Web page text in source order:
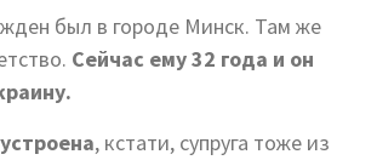
был в городе Минск. Там же
Сейчас ему 32 года и он
, кстати, супруга тоже из